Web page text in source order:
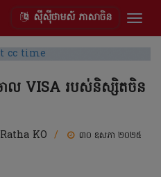
ស៊ីស៊ីថាមស៍ ភាសាចិន
ោល VISA របស់និស្សិតចិន
Ratha KO / ៣០ ឧសភា ២០២៥